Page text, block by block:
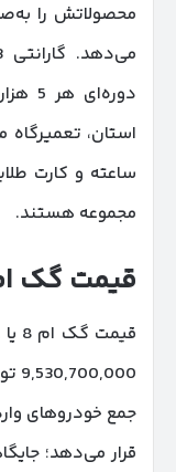
محصولاتش را
ساعته و کارت
مجموعه هستند.
قیمت گک ام
جمع خودروهای